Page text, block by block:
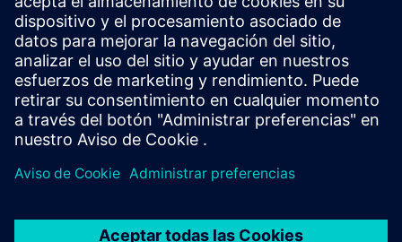
Solicitar presupuesto exclusivo
¿Necesita una formación más especializada y busca un
presupuesto para una formación exclusiva, ya sea presencial,
virtual o en un centro de formación SITRAIN? Tras facilitarnos
sus datos personales y sus necesidades formativas, le
enviaremos un presupuesto personalizado.
Solicitar presupuesto exclusivo